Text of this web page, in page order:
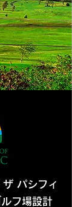
パシフィ
フ場設計